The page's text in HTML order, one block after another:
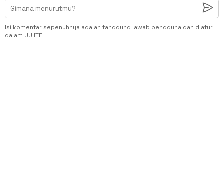
Isi komentar sepenuhnya adalah tanggung jawab pengguna dan diatur
dalam UU ITE